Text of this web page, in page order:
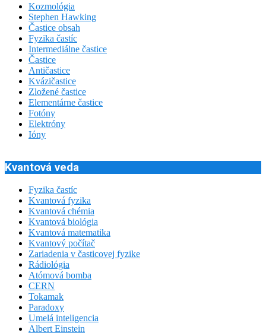
Kozmológia
Stephen Hawking
Častice obsah
Fyzika častíc
Intermediálne častice
Častice
Antičastice
Kvázičastice
Zložené častice
Elementárne častice
Fotóny
Elektróny
Ióny
Kvantová veda
Fyzika častíc
Kvantová fyzika
Kvantová chémia
Kvantová biológia
Kvantová matematika
Kvantový počítač
Zariadenia v časticovej fyzike
Rádiológia
Atómová bomba
CERN
Tokamak
Paradoxy
Umelá inteligencia
Albert Einstein